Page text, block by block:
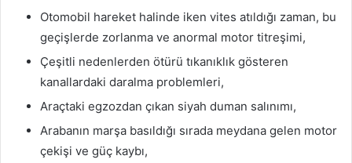
Otomobil hareket halinde iken vites atıldığı zaman, bu
geçişlerde zorlanma ve anormal motor titreşimi,
Çeşitli nedenlerden ötürü tıkanıklık gösteren
kanallardaki daralma problemleri,
Araçtaki egzozdan çıkan siyah duman salınımı,
Arabanın marşa basıldığı sırada meydana gelen motor
çekişi ve güç kaybı,